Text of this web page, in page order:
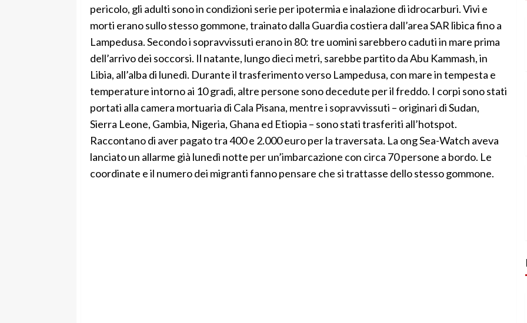
pericolo, gli adulti sono in condizioni serie per ipotermia e inalazione di idrocarburi. Vivi e
morti erano sullo stesso gommone, trainato dalla Guardia costiera dall’area SAR libica fino a
Lampedusa. Secondo i sopravvissuti erano in 80: tre uomini sarebbero caduti in mare prima
dell’arrivo dei soccorsi. Il natante, lungo dieci metri, sarebbe partito da Abu Kammash, in
Libia, all’alba di lunedì. Durante il trasferimento verso Lampedusa, con mare in tempesta e
temperature intorno ai 10 gradi, altre persone sono decedute per il freddo. I corpi sono stati
portati alla camera mortuaria di Cala Pisana, mentre i sopravvissuti – originari di Sudan,
Sierra Leone, Gambia, Nigeria, Ghana ed Etiopia – sono stati trasferiti all’hotspot.
Raccontano di aver pagato tra 400 e 2.000 euro per la traversata. La ong Sea-Watch aveva
lanciato un allarme già lunedì notte per un’imbarcazione con circa 70 persone a bordo. Le
coordinate e il numero dei migranti fanno pensare che si trattasse dello stesso gommone.